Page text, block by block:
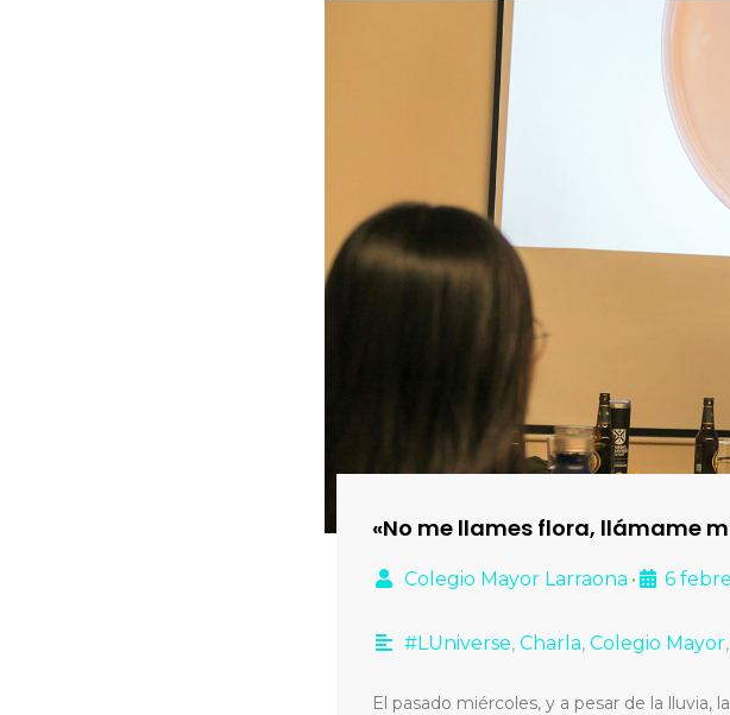
«No me llames flora, llámame
Colegio Mayor Larraona • 6
#LUniverse, Charla, Colegio Mayor,
El pasado miércoles, y a pesar de la lluvia,